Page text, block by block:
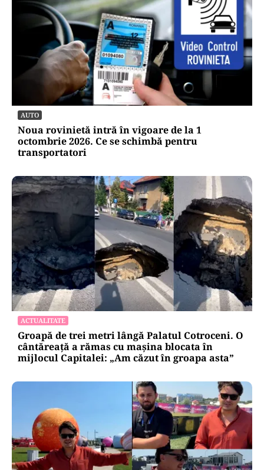
AUTO
Noua rovinietă intră în vigoare de la 1
octombrie 2026. Ce se schimbă pentru
transportatori
ACTUALITATE
Groapă de trei metri lângă Palatul Cotroceni. O
cântăreață a rămas cu mașina blocata în
mijlocul Capitalei: „Am căzut în groapa asta”